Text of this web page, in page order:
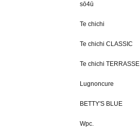
sō4ū
Te chichi
Te chichi CLASSIC
Te chichi TERRASSE
Lugnoncure
BETTY'S BLUE
Wpc.